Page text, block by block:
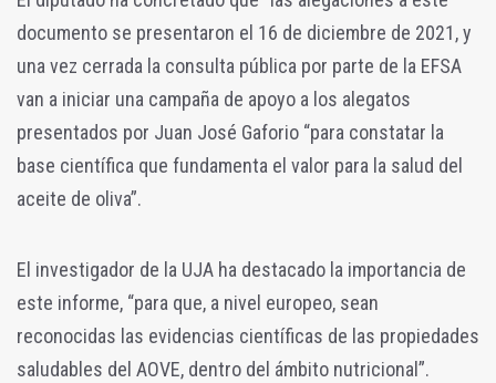
documento se presentaron el 16 de diciembre de 2021, y
una vez cerrada la consulta pública por parte de la EFSA
van a iniciar una campaña de apoyo a los alegatos
presentados por Juan José Gaforio “para constatar la
base científica que fundamenta el valor para la salud del
aceite de oliva”.
El investigador de la UJA ha destacado la importancia de
este informe, “para que, a nivel europeo, sean
reconocidas las evidencias científicas de las propiedades
saludables del AOVE, dentro del ámbito nutricional”.